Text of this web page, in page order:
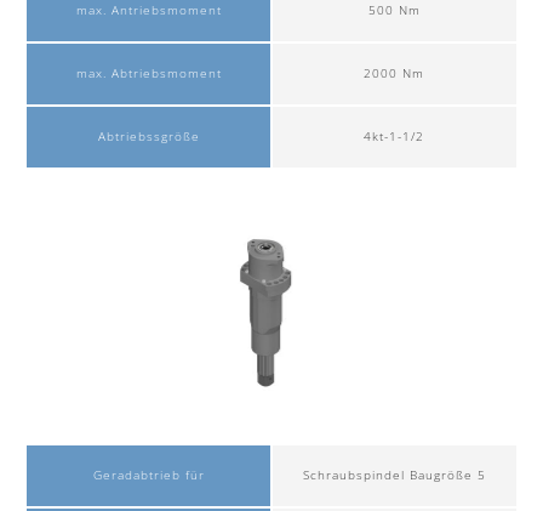
max. Antriebsmoment
max. Abtriebsmoment
Abtriebssgröße
500 Nm
2000 Nm
4kt-1-1/2
Geradabtrieb für Schraubspindel Baugröße 5